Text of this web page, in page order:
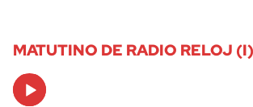
MATUTINO DE RADIO RELOJ (I)
Audio
Player